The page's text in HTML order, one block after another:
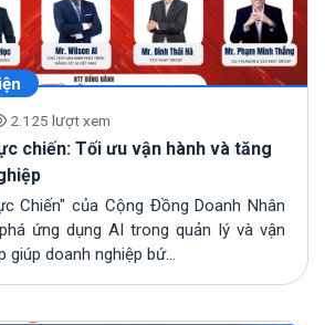
2.125 lượt xem
chiến: Tối ưu vận hành và tăng
Chiến" của Cộng Đồng Doanh Nhân
ứng dụng AI trong quản lý và vận
giúp doanh nghiệp bứ...